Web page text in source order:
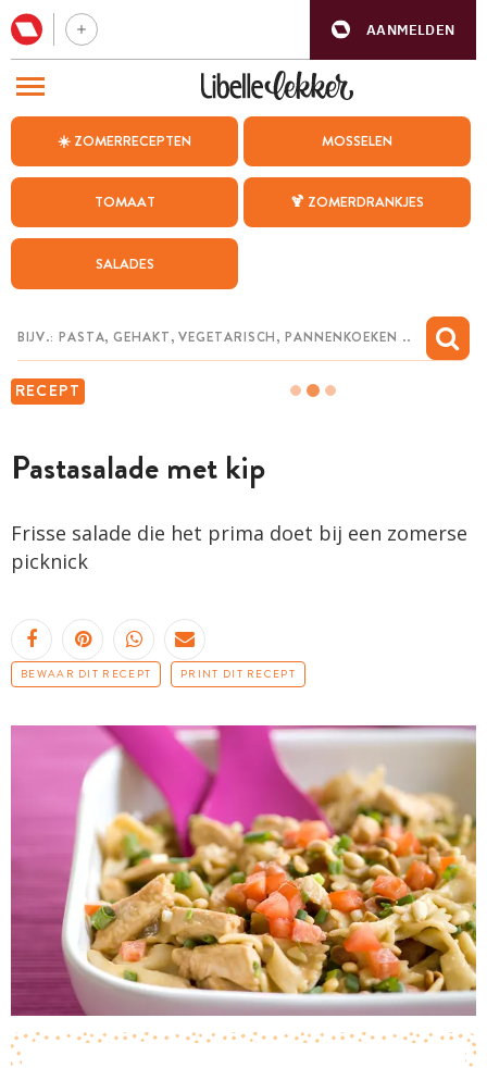
AANMELDEN
☀️ ZOMERRECEPTEN MOSSELEN
TOMAAT 🍹 ZOMERDRANKJES
SALADES
RECEPT
Pastasalade met kip
Frisse salade die het prima doet bij een zomerse
picknick
BEWAAR DIT RECEPT PRINT DIT RECEPT
BEZOEK ONZE ANDERE WEBSITES
WEEKMENU
CHAT MET MAIA
MIJN BEWAARDE RECEPTEN